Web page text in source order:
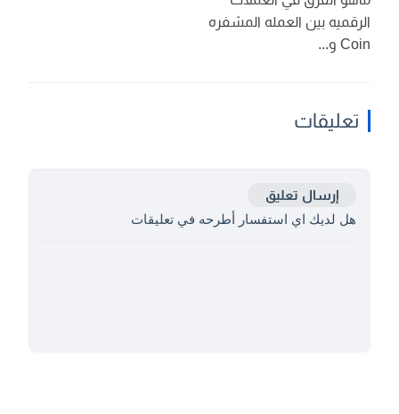
الرقميه بين العمله المشفره
Coin و...
تعليقات
إرسال تعليق
هل لديك اي استفسار أطرحه في تعليقات